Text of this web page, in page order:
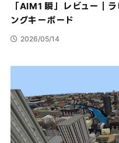
「AIM1 瞬」レビュー｜
ングキーボード
2026/05/14